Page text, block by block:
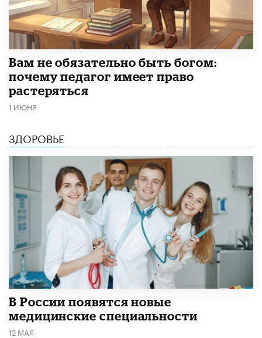
​Вам не обязательно быть богом:
почему педагог имеет право
растеряться
1 ИЮНЯ
ЗДОРОВЬЕ
В России появятся новые
медицинские специальности
12 МАЯ